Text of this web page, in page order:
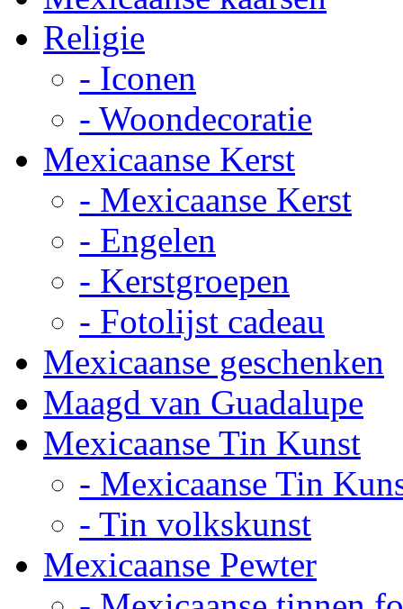
Religie
- Iconen
- Woondecoratie
Mexicaanse Kerst
- Mexicaanse Kerst
- Engelen
- Kerstgroepen
- Fotolijst cadeau
Mexicaanse geschenken
Maagd van Guadalupe
Mexicaanse Tin Kunst
- Mexicaanse Tin
- Tin volkskunst
Mexicaanse Pewter